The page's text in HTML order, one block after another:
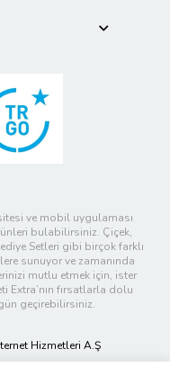
ve mobil uygulaması
bulabilirsiniz. Çiçek,
Setleri gibi birçok farklı
sunuyor ve zamanında
mutlu etmek için, ister
Extra’nın fırsatlarla dolu
geçirebilirsiniz.
Hizmetleri A.Ş